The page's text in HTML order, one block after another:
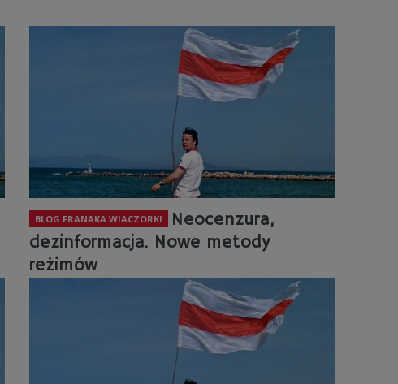
BLOG FRANAKA WIACZORKI
Neocenzura,
dezinformacja. Nowe metody
reżimów